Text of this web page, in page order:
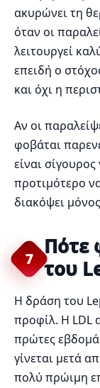
ακυρώνει τη
όταν οι
λειτουργεί
επειδή ο
και όχι η
Αν οι
φοβάται
είναι
προτιμότερο
διακόψει
7
Πότε
του
Η δράση του
προφίλ. Η LDL
πρώτες
γίνεται μετά
πολύ πρώιμη